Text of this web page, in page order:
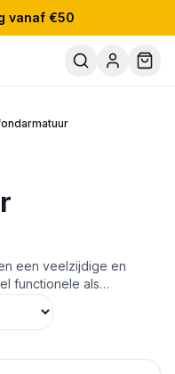
vanaf €50
een veelzijdige en
functionele als
omvat een breed…